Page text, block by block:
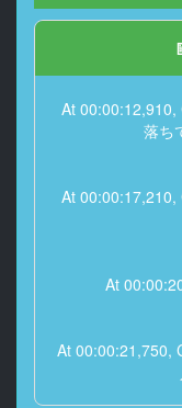
At 00:00:12,910,
落ち
At 00:00:17,210,
At
At 00:00:21,750,